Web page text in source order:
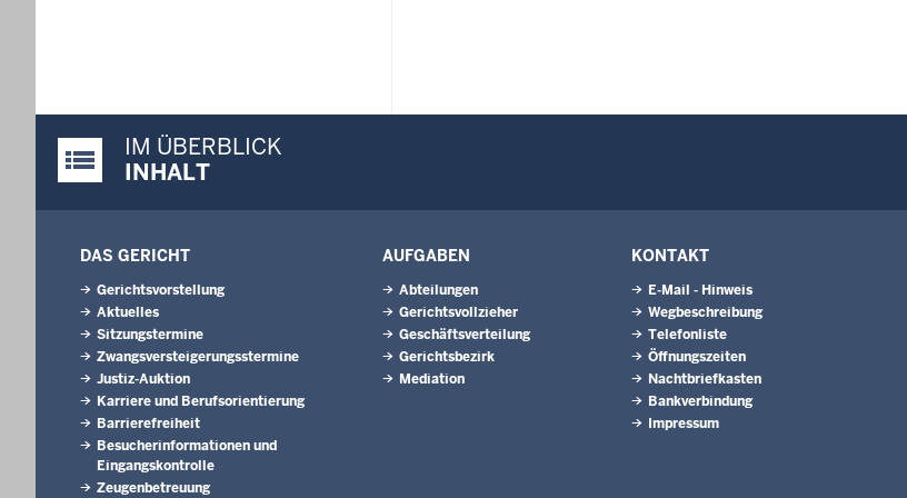
Justiz-Portal im Überblick:
IM ÜBERBLICK
INHALT
DAS GERICHT
Gerichtsvorstellung
Aktuelles
Sitzungstermine
Zwangsversteigerungs­stermine
Justiz-Auktion
Karriere und Berufsorientierung
Barrierefreiheit
Besucherinformationen und
Eingangskontrolle
Zeugenbetreuung
AUFGABEN
Abteilungen
Gerichtsvollzieher
Geschäftsverteilung
Gerichtsbezirk
Mediation
KONTAKT
E-Mail - Hinweis
Wegbeschreibung
Telefonliste
Öffnungszeiten
Nachtbriefkasten
Bankverbindung
Impressum